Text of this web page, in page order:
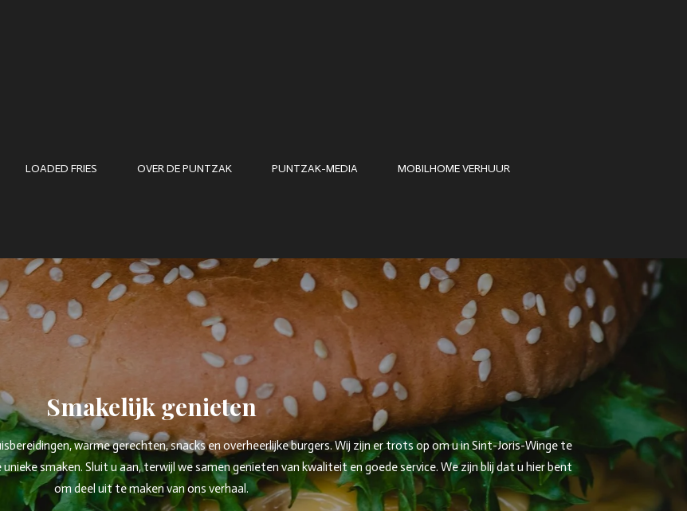
LOADED FRIES OVER DE PUNTZAK PUNTZAK-MEDIA MOBILHOME VERHUUR
Smakelijk genieten
warme gerechten, snacks en overheerlijke burgers. Wij zijn er trots op om u in Sint-Joris-Winge te
smaken. Sluit u aan, terwijl we samen genieten van kwaliteit en goede service. We zijn blij dat u hier bent
om deel uit te maken van ons verhaal.